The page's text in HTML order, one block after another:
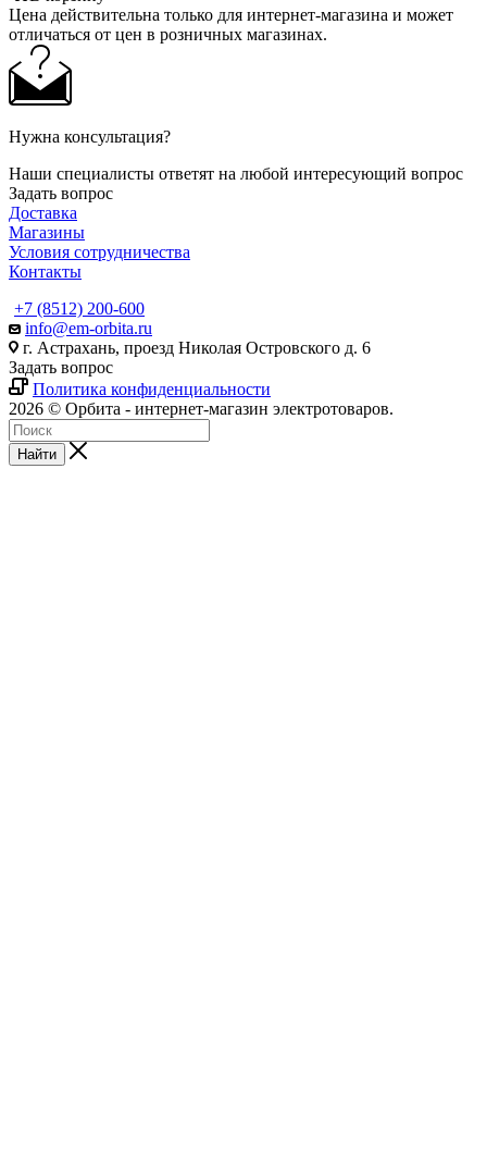
Цена действительна только для интернет-магазина и может
отличаться от цен в розничных магазинах.
Нужна консультация?
Наши специалисты ответят на любой интересующий вопрос
Задать вопрос
Доставка
Магазины
Условия сотрудничества
Контакты
+7 (8512) 200-600
info@em-orbita.ru
г. Астрахань, проезд Николая Островского д. 6
Задать вопрос
Политика конфиденциальности
2026 © Орбита - интернет-магазин электротоваров.
Найти